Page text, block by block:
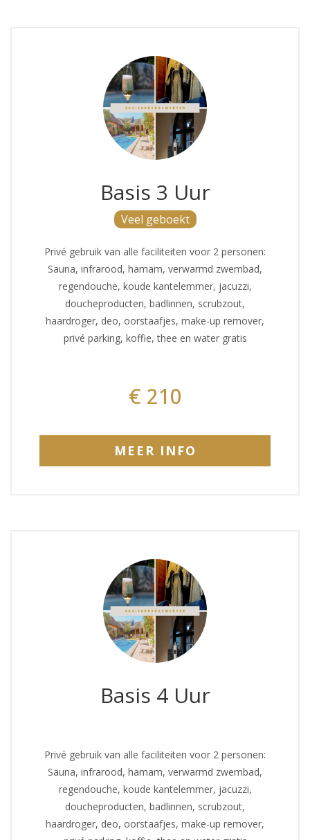
Basis 3 Uur
Veel geboekt
Privé gebruik van alle faciliteiten voor 2 personen:
Sauna, infrarood, hamam, verwarmd zwembad,
regendouche, koude kantelemmer, jacuzzi,
doucheproducten, badlinnen, scrubzout,
haardroger, deo, oorstaafjes, make-up remover,
privé parking, koffie, thee en water gratis
€ 210
MEER INFO
Basis 4 Uur
Privé gebruik van alle faciliteiten voor 2 personen:
Sauna, infrarood, hamam, verwarmd zwembad,
regendouche, koude kantelemmer, jacuzzi,
doucheproducten, badlinnen, scrubzout,
haardroger, deo, oorstaafjes, make-up remover,